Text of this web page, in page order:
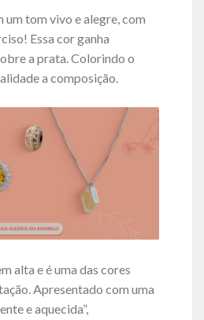
um tom vivo e alegre, com
Essa cor ganha
a prata. Colorindo o
a composição.
alta e é uma das cores
Apresentado com uma
e aquecida”,